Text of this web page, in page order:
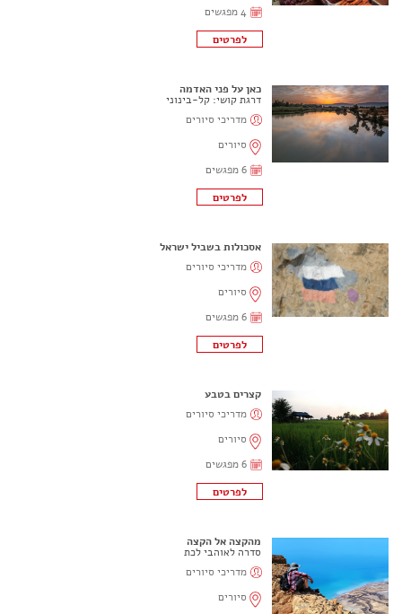
4 מפגשים
כאן על פני האדמה
דרגת קושי: קל-בינוני
מדריכי סיורים
סיורים
6 מפגשים
אסכולות בשביל ישראל
מדריכי סיורים
סיורים
6 מפגשים
קצרים בטבע
מדריכי סיורים
סיורים
6 מפגשים
מהקצה אל הקצה
סדרה לאוהבי לכת
מדריכי סיורים
סיורים